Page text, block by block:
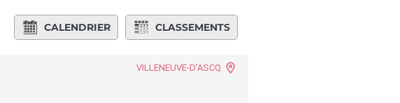
CALENDRIER CLASSEMENTS
VILLENEUVE-D'ASCQ